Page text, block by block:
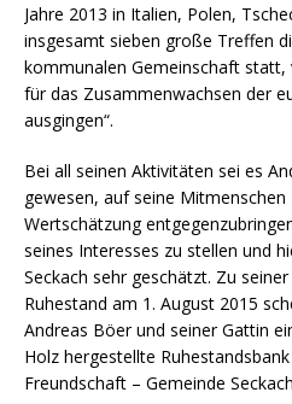
Jahre 2013 in Italien, Polen,
insgesamt sieben große Treffen
kommunalen Gemeinschaft
für das Zusammenwachsen der
ausgingen“.
Bei all seinen Aktivitäten sei es
gewesen, auf seine Mitmenschen
Wertschätzung
seines Interesses zu stellen und
Seckach sehr geschätzt. Zu
Ruhestand am 1. August 2015
Andreas Böer und seiner Gattin
Holz hergestellte
Freundschaft – Gemeinde